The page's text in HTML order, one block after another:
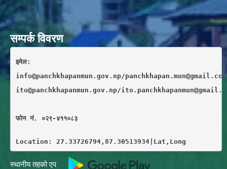
सम्पर्क विवरण
इमेल:
info@panchkhapanmun.gov.np/
ito@panchkhapanmun.gov.np/
फाेन नं. ०२९-४११०८३
Location: 27.33726794,87.30513934|Lat,Long
स्थानीय तहको एप